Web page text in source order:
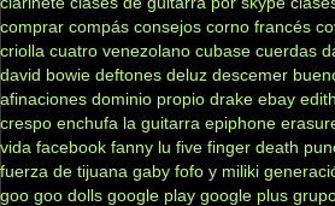
comprar compás consejos corno francés
criolla cuatro venezolano cubase cuerdas
david bowie deftones deluz descemer
afinaciones dominio propio drake ebay
crespo enchufa la guitarra epiphone
vida facebook fanny lu five finger death
fuerza de tijuana gaby fofo y miliki
goo goo dolls google play google plus